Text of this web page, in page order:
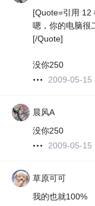
[Quote=引用 12
嗯，你的电脑很
[/Quote]
没你250
2009-05-15
晨风A
没你250
2009-05-15
草原可可
我的也就100%